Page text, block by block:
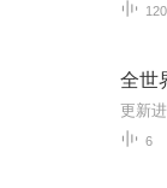
120
全世
6